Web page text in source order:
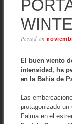
Posted on
El buen viento
intensidad, ha
en la Bahía de
Las
protagonizado un
Palma en el